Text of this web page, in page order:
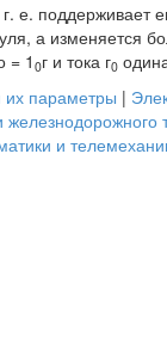
е. поддерживает
а изменяется
= 10г и тока г0
их параметры |
и